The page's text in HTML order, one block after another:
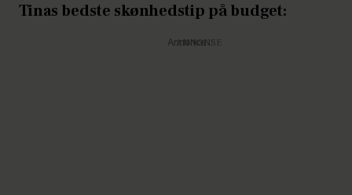
Tinas bedste skønhedstip på budget:
Annonce